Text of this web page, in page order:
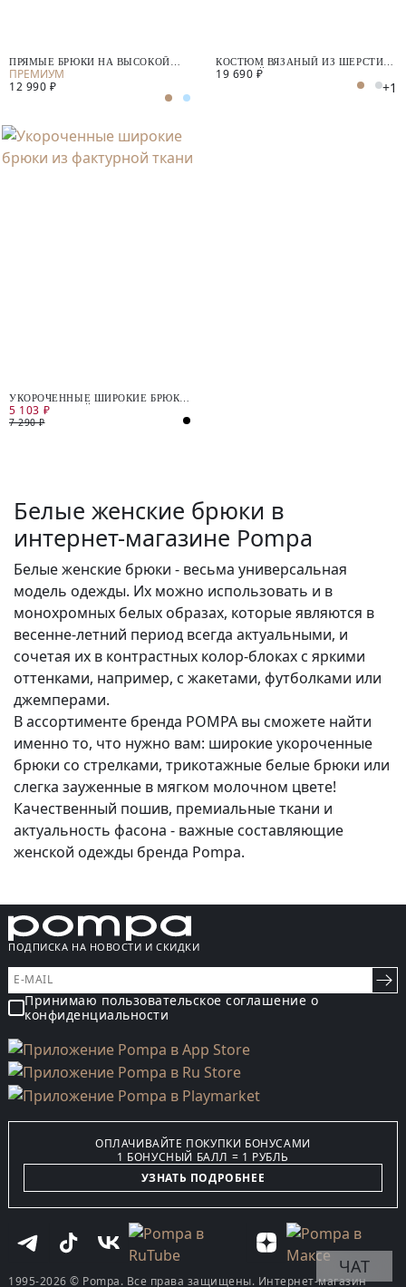
ПРЯМЫЕ БРЮКИ НА ВЫСОКОЙ
ПОСАДКЕ
12 990 ₽
КОСТЮМ ВЯЗАНЫЙ ИЗ ШЕРСТИ С
АНГОРОЙ
19 690 ₽
+1
УКОРОЧЕННЫЕ ШИРОКИЕ БРЮКИ
ИЗ ФАКТУРНОЙ ТКАНИ
5 103 ₽
7 290 ₽
Белые женские брюки в
интернет-магазине Pompa
Белые женские брюки - весьма универсальная
модель одежды. Их можно использовать и в
монохромных белых образах, которые являются в
весенне-летний период всегда актуальными, и
сочетая их в контрастных колор-блоках с яркими
оттенками, например, с жакетами, футболками или
джемперами.
В ассортименте бренда POMPA вы сможете найти
именно то, что нужно вам: широкие укороченные
брюки со стрелками, трикотажные белые брюки или
слегка зауженные в мягком молочном цвете!
Качественный пошив, премиальные ткани и
актуальность фасона - важные составляющие
женской одежды бренда Pompa.
ПОДПИСКА НА НОВОСТИ И СКИДКИ
Принимаю пользовательское соглашение о
конфиденциальности
ОПЛАЧИВАЙТЕ ПОКУПКИ БОНУСАМИ
1 БОНУСНЫЙ БАЛЛ = 1 РУБЛЬ
УЗНАТЬ ПОДРОБНЕЕ
1995-2026 © Pompa. Все права защищены. Интернет-магазин
ЧАТ